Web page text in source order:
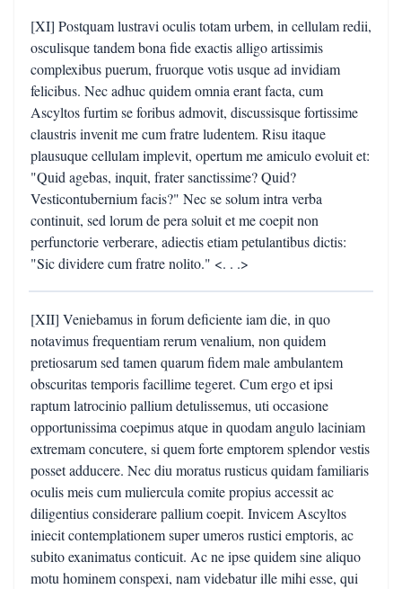
[XI] Postquam lustravi oculis totam urbem, in cellulam redii,
osculisque tandem bona fide exactis alligo artissimis
complexibus puerum, fruorque votis usque ad invidiam
felicibus. Nec adhuc quidem omnia erant facta, cum
Ascyltos furtim se foribus admovit, discussisque fortissime
claustris invenit me cum fratre ludentem. Risu itaque
plausuque cellulam implevit, opertum me amiculo evoluit et:
"Quid agebas, inquit, frater sanctissime? Quid?
Vesticontubernium facis?" Nec se solum intra verba
continuit, sed lorum de pera soluit et me coepit non
perfunctorie verberare, adiectis etiam petulantibus dictis:
"Sic dividere cum fratre nolito." <. . .>
[XII] Veniebamus in forum deficiente iam die, in quo
notavimus frequentiam rerum venalium, non quidem
pretiosarum sed tamen quarum fidem male ambulantem
obscuritas temporis facillime tegeret. Cum ergo et ipsi
raptum latrocinio pallium detulissemus, uti occasione
opportunissima coepimus atque in quodam angulo laciniam
extremam concutere, si quem forte emptorem splendor vestis
posset adducere. Nec diu moratus rusticus quidam familiaris
oculis meis cum muliercula comite propius accessit ac
diligentius considerare pallium coepit. Invicem Ascyltos
iniecit contemplationem super umeros rustici emptoris, ac
subito exanimatus conticuit. Ac ne ipse quidem sine aliquo
motu hominem conspexi, nam videbatur ille mihi esse, qui